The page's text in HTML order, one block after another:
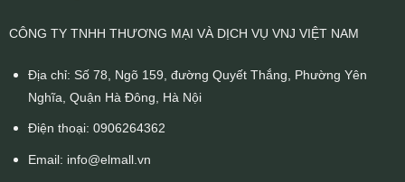
CÔNG TY TNHH THƯƠNG MẠI VÀ DỊCH VỤ VNJ VIỆT NAM
Địa chỉ: Số 78, Ngõ 159, đường Quyết Thắng, Phường Yên
Nghĩa, Quận Hà Đông, Hà Nội
Điện thoại: 0906264362
Email: info@elmall.vn